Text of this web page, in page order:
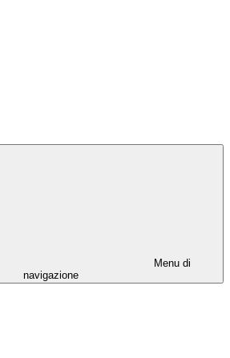
Menu di
navigazione